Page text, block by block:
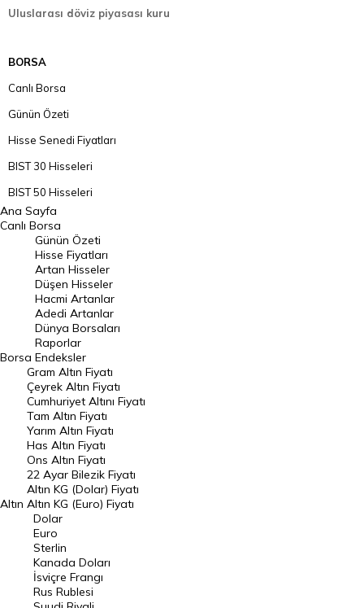
Uluslarası döviz piyasası kuru
BORSA
Canlı Borsa
Günün Özeti
Hisse Senedi Fiyatları
BIST 30 Hisseleri
BIST 50 Hisseleri
BIST 100 Hisseleri
En Çok Artan Hisseler
En Çok Düşen Hisseler
Hacmi Artanlar
Geçmiş Kapanışlar
Dünya Borsaları
Raporlar
Endeksler
DÖVİZ
Döviz Kuru
Dolar Kuru
Euro Kuru
Pound Kuru
Frank Kuru
Riyal Kuru
Ana Sayfa
Canlı Borsa
Borsa
Günün Özeti
Hisse Fiyatları
Artan Hisseler
Düşen Hisseler
Hacmi Artanlar
Adedi Artanlar
Dünya Borsaları
Raporlar
Endeksler
Altın
Gram Altın Fiyatı
Çeyrek Altın Fiyatı
Cumhuriyet Altını Fiyatı
Tam Altın Fiyatı
Yarım Altın Fiyatı
Has Altın Fiyatı
Ons Altın Fiyatı
22 Ayar Bilezik Fiyatı
Altın KG (Dolar) Fiyatı
Altın KG (Euro) Fiyatı
Dolar
Euro
Sterlin
Kanada Doları
İsviçre Frangı
Rus Rublesi